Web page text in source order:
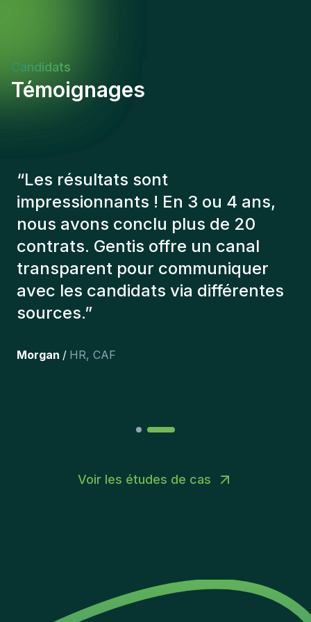
Candidats
Témoignages
“Les consultants Gentis ont
toujours tenu compte de plusieurs
éléments afin de nous présenter
les bons candidats. Les personnes
que l'on a recruté sont toujours là
et personnellement,je suis très
content des personnes qu’on a
Voir les études de cas